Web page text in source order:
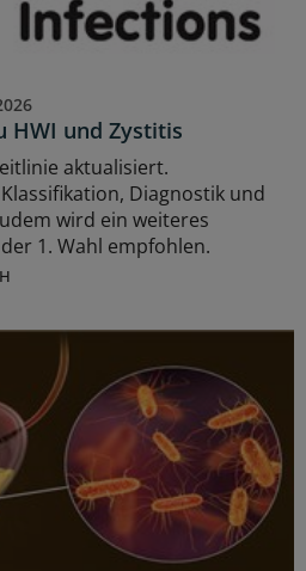
HWI und Zystitis
aktualisiert.
Diagnostik und
wird ein weiteres
1. Wahl empfohlen.